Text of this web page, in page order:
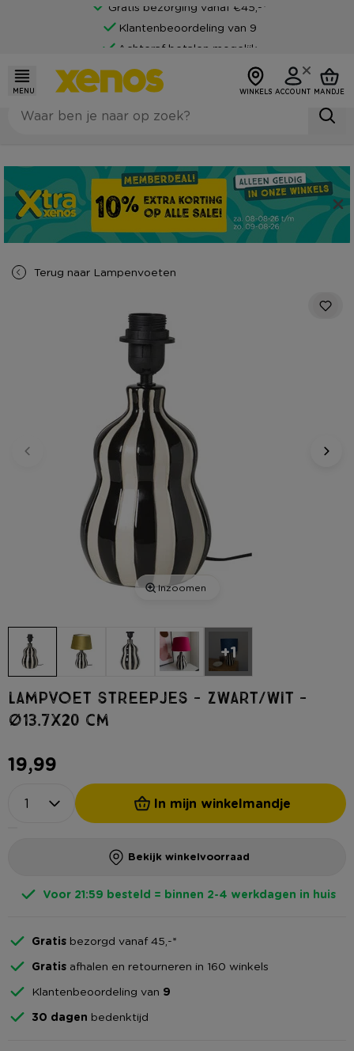
Gratis bezorging vanaf €45,-*
Klantenbeoordeling van 9
Achteraf betalen mogelijk
MENU WINKELS ACCOUNT MANDJE
Terug naar Lampenvoeten
Inzoomen
+1
Lampvoet streepjes - zwart/wit -
ø13.7x20 cm
19,99
In mijn winkelmandje
Bekijk winkelvoorraad
Voor 21:59 besteld = binnen 2-4 werkdagen in huis
Gratis bezorgd vanaf 45,-*
Gratis afhalen en retourneren in 160 winkels
Klantenbeoordeling van 9
30 dagen bedenktijd